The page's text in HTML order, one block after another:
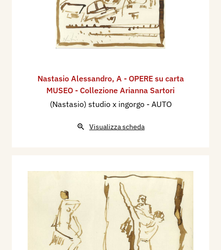
Nastasio Alessandro, A - OPERE su carta
MUSEO - Collezione Arianna Sartori
(Nastasio) studio x ingorgo - AUTO
Visualizza scheda